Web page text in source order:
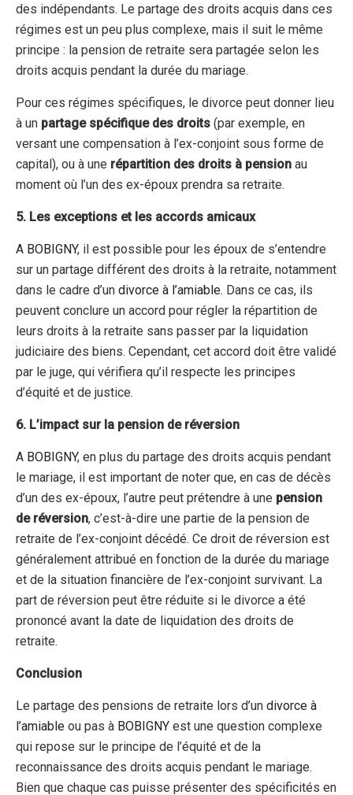
des indépendants. Le partage des droits acquis dans ces
régimes est un peu plus complexe, mais il suit le même
principe : la pension de retraite sera partagée selon les
droits acquis pendant la durée du mariage.
Pour ces régimes spécifiques, le divorce peut donner lieu
à un partage spécifique des droits (par exemple, en
versant une compensation à l’ex-conjoint sous forme de
capital), ou à une répartition des droits à pension au
moment où l’un des ex-époux prendra sa retraite.
5. Les exceptions et les accords amicaux
A BOBIGNY, il est possible pour les époux de s’entendre
sur un partage différent des droits à la retraite, notamment
dans le cadre d’un divorce à l’amiable. Dans ce cas, ils
peuvent conclure un accord pour régler la répartition de
leurs droits à la retraite sans passer par la liquidation
judiciaire des biens. Cependant, cet accord doit être validé
par le juge, qui vérifiera qu’il respecte les principes
d’équité et de justice.
6. L’impact sur la pension de réversion
A BOBIGNY, en plus du partage des droits acquis pendant
le mariage, il est important de noter que, en cas de décès
d’un des ex-époux, l’autre peut prétendre à une pension
de réversion, c’est-à-dire une partie de la pension de
retraite de l’ex-conjoint décédé. Ce droit de réversion est
généralement attribué en fonction de la durée du mariage
et de la situation financière de l’ex-conjoint survivant. La
part de réversion peut être réduite si le divorce a été
prononcé avant la date de liquidation des droits de
retraite.
Conclusion
Le partage des pensions de retraite lors d’un divorce à
l’amiable ou pas à BOBIGNY est une question complexe
qui repose sur le principe de l’équité et de la
reconnaissance des droits acquis pendant le mariage.
Bien que chaque cas puisse présenter des spécificités en